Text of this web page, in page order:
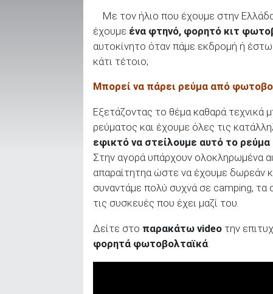
ΑΝΑΖΗΤΗΣΗ
Μεταχειρισμένα
ΑΝΑΖΗΤΗΣΗ
Επιχειρήσεις
Με τον ήλιο που έχουμε στην
έχουμε ένα φτηνό, φορητό κιτ
αυτοκίνητο όταν πάμε εκδρομή ή έστω
κάτι τέτοιο;
Μπορεί να πάρει ρεύμα από
Εξετάζοντας το θέμα καθαρά
ρεύματος και έχουμε όλες τις
εφικτό να στείλουμε αυτό το ρεύμα
Στην αγορά υπάρχουν ολοκληρωμένα
απαραίτητηα ώστε να έχουμε δωρεάν
συναντάμε πολύ συχνά σε camping, τα
τις συσκευές που έχει μαζί του.
Δείτε στο παρακάτω video την
φορητά φωτοβολταϊκά: